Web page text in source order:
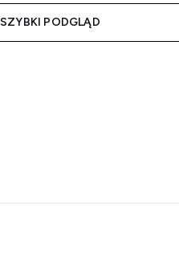
SZYBKI PODGLĄD